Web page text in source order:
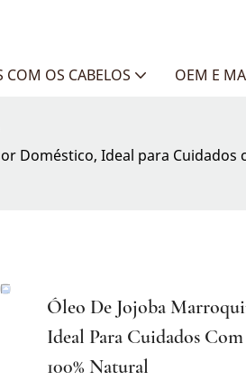
OS CABELOS OEM E
Doméstico, Ideal para
Óleo De Jojoba
Ideal Para Cuidados
100% Natural